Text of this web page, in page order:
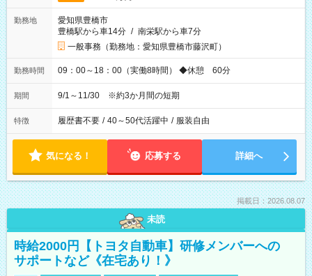
勤務地
愛知県豊橋市
豊橋駅から車14分 / 南栄駅から車7分
一般事務（勤務地：愛知県豊橋市藤沢町）
勤務時間 09：00～18：00（実働8時間） ◆休憩 60分
期間 9/1～11/30 ※約3か月間の短期
特徴 履歴書不要 / 40～50代活躍中 / 服装自由
気になる！ 応募する 詳細へ
掲載日：2026.08.07
未読
時給2000円【トヨタ自動車】研修メンバーへの
サポートなど《在宅あり！》